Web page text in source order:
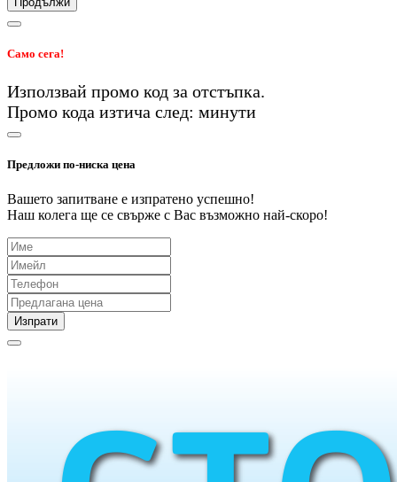
Само сега!
Използвай промо код за отстъпка.
Промо кода изтича след: минути
Предложи по-ниска цена
Вашето запитване е изпратено успешно!
Наш колега ще се свърже с Вас възможно най-скоро!
Изпрати